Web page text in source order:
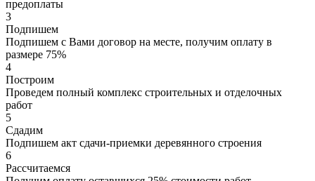
предоплаты
3
Подпишем
Подпишем с Вами договор на месте, получим оплату в
размере 75%
4
Построим
Проведем полный комплекс строительных и отделочных
работ
5
Сдадим
Подпишем акт сдачи-приемки деревянного строения
6
Рассчитаемся